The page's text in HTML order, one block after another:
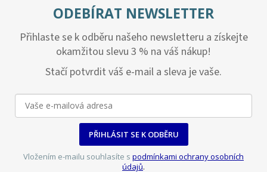
p
v
k
v
p
s
u
í
ODEBÍRAT NEWSLETTER
Přihlaste se k odběru našeho newsletteru a získejte
okamžitou slevu 3 % na váš nákup!
Stačí potvrdit váš e-mail a sleva je vaše.
PŘIHLÁSIT SE K ODBĚRU
Vložením e-mailu souhlasíte s podmínkami ochrany osobních
údajů.